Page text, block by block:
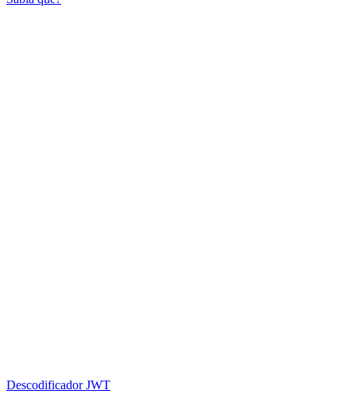
Descodificador JWT